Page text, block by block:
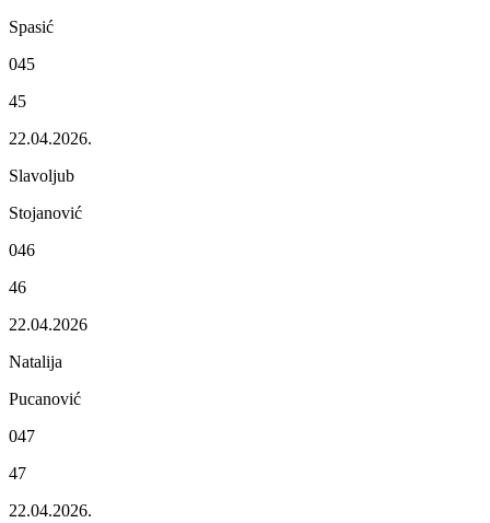
Spasić
045
45
22.04.2026.
Slavoljub
Stojanović
046
46
22.04.2026
Natalija
Pucanović
047
47
22.04.2026.